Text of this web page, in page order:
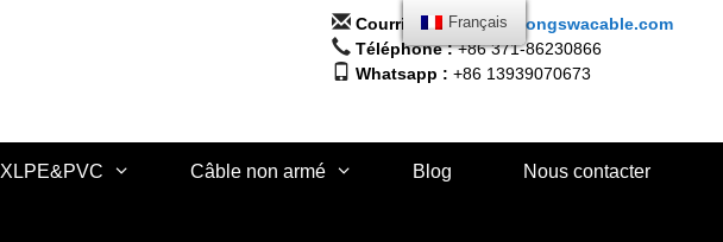
Courriel :
info@huadongswacable.com
Téléphone :+86 371-86230866
Whatsapp : +86 13939070673
XLPE&PVC Câble non armé Blog Nous contacter
Français